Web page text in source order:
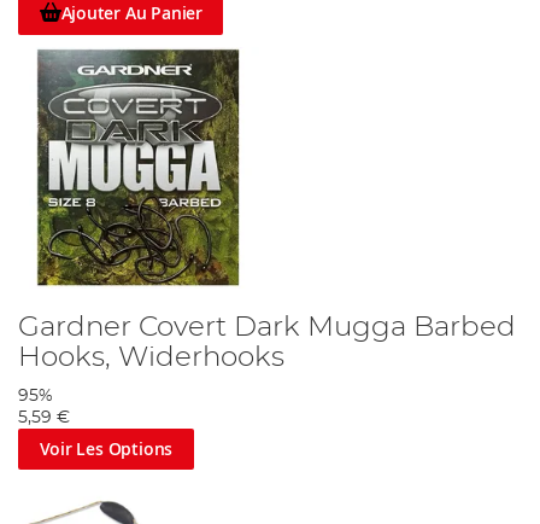
Ajouter Au Panier
Gardner Covert Dark Mugga Barbed
Hooks, Widerhooks
95%
5,59 €
Voir Les Options